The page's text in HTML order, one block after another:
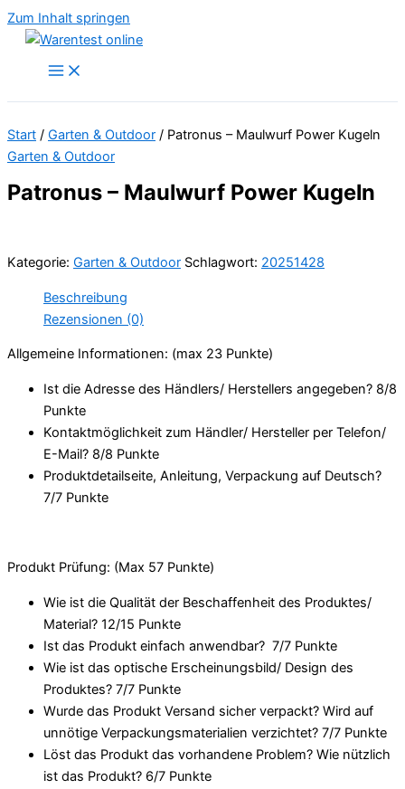
Zum Inhalt springen
Start / Garten & Outdoor / Patronus – Maulwurf Power Kugeln
Garten & Outdoor
Patronus – Maulwurf Power Kugeln
Kategorie: Garten & Outdoor Schlagwort: 20251428
Beschreibung
Rezensionen (0)
Allgemeine Informationen: (max 23 Punkte)
Ist die Adresse des Händlers/ Herstellers angegeben? 8/8
Punkte
Kontaktmöglichkeit zum Händler/ Hersteller per Telefon/
E-Mail? 8/8 Punkte
Produktdetailseite, Anleitung, Verpackung auf Deutsch?
7/7 Punkte
Produkt Prüfung: (Max 57 Punkte)
Wie ist die Qualität der Beschaffenheit des Produktes/
Material? 12/15 Punkte
Ist das Produkt einfach anwendbar? 7/7 Punkte
Wie ist das optische Erscheinungsbild/ Design des
Produktes? 7/7 Punkte
Wurde das Produkt Versand sicher verpackt? Wird auf
unnötige Verpackungsmaterialien verzichtet? 7/7 Punkte
Löst das Produkt das vorhandene Problem? Wie nützlich
ist das Produkt? 6/7 Punkte